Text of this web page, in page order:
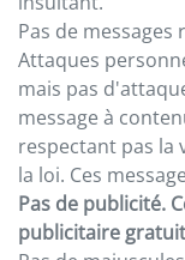
Pas de
Attaques
mais pas
message à
respectant pas la
la loi. Ces
Pas de publicité.
publicitaire